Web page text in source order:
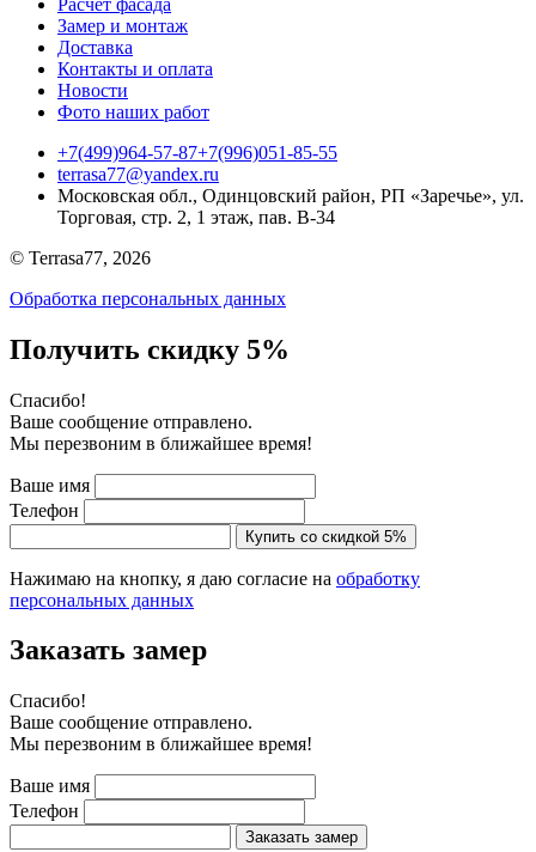
Замер и монтаж
Доставка
Контакты и оплата
Новости
Фото наших работ
+7(499)964-57-87+7(996)051-85-55
terrasa77@yandex.ru
Московская обл., Одинцовский район, РП «Заречье», ул.
Торговая, стр. 2, 1 этаж, пав. B-34
© Terrasa77, 2026
Обработка персональных данных
Получить скидку 5%
Cпасибо!
Ваше сообщение отправлено.
Мы перезвоним в ближайшее время!
Ваше имя
Телефон
Купить со скидкой 5%
Нажимаю на кнопку, я даю согласие на обработку
персональных данных
Заказать замер
Cпасибо!
Ваше сообщение отправлено.
Мы перезвоним в ближайшее время!
Ваше имя
Телефон
Заказать замер